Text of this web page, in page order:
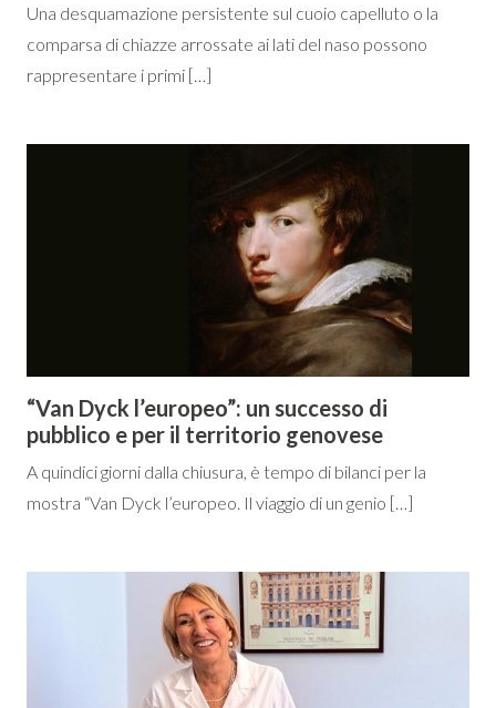
Una desquamazione persistente sul cuoio capelluto o la
comparsa di chiazze arrossate ai lati del naso possono
rappresentare i primi […]
“Van Dyck l’europeo”: un successo di
pubblico e per il territorio genovese
A quindici giorni dalla chiusura, è tempo di bilanci per la
mostra “Van Dyck l’europeo. Il viaggio di un genio […]